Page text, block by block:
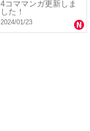
4コママンガ更新しま
した！
2024/01/23